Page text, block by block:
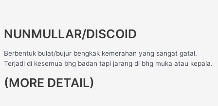
NUNMULLAR/DISCOID
Berbentuk bulat/bujur bengkak kemerahan yang sangat gatal.
Terjadi di kesemua bhg badan tapi jarang di bhg muka atau kepala.
(MORE DETAIL)